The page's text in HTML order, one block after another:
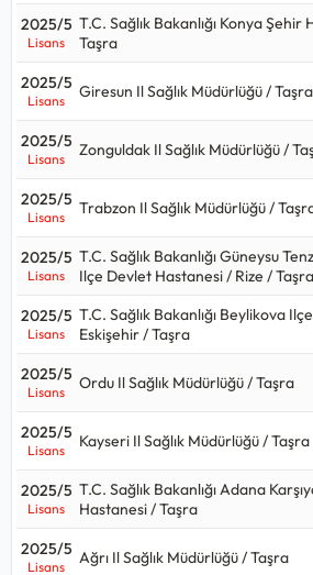
Önlisans düzeyinde alım yaparsa:
Ortaöğretim düzeyinde alım
Kpss sınavı ile hangi kurumlar Büro
Personeli için kaç puan gerekir, kpss Büro
ne kadar sorularının cevaplarını
bulabilirsiniz.
Büro Personeli ortalama maaşı aralığı
TLolup, 2026 Ocak genel idari hizmetler
2025/5
Lisans
T.C. Sağlık Bakanlığı Konya Şehir
Taşra
2025/5
Lisans Giresun Il Sağlık Müdürlüğü / Taşra
2025/5
Lisans Zonguldak Il Sağlık Müdürlüğü /
2025/5
Lisans Trabzon Il Sağlık Müdürlüğü /
2025/5
Lisans
T.C. Sağlık Bakanlığı Güneysu
Ilçe Devlet Hastanesi / Rize / Taşra
2025/5
Lisans
T.C. Sağlık Bakanlığı Beylikova
Eskişehir / Taşra
2025/5
Lisans Ordu Il Sağlık Müdürlüğü / Taşra
2025/5
Lisans Kayseri Il Sağlık Müdürlüğü / Taşra
2025/5
Lisans
T.C. Sağlık Bakanlığı Adana
Hastanesi / Taşra
2025/5
Lisans Ağrı Il Sağlık Müdürlüğü / Taşra